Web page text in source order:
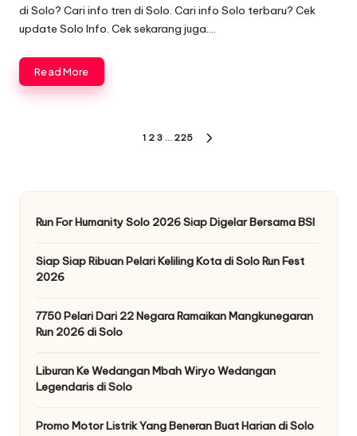
di Solo? Cari info tren di Solo. Cari info Solo terbaru? Cek
update Solo Info. Cek sekarang juga….
Read More
1 2 3 … 225
Run For Humanity Solo 2026 Siap Digelar Bersama BSI
Siap Siap Ribuan Pelari Keliling Kota di Solo Run Fest
2026
7750 Pelari Dari 22 Negara Ramaikan Mangkunegaran
Run 2026 di Solo
Liburan Ke Wedangan Mbah Wiryo Wedangan
Legendaris di Solo
Promo Motor Listrik Yang Beneran Buat Harian di Solo